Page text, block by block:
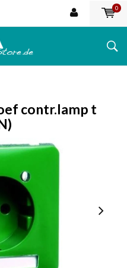
0
contr.lamp t